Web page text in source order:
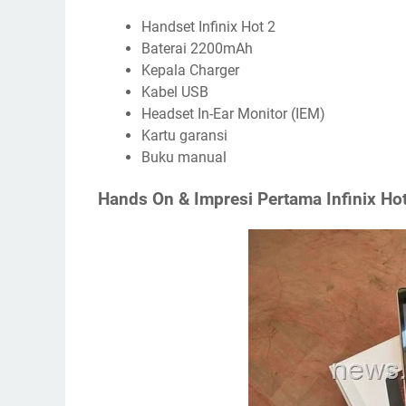
Handset Infinix Hot 2
Baterai 2200mAh
Kepala Charger
Kabel USB
Headset In-Ear Monitor (IEM)
Kartu garansi
Buku manual
Hands On & Impresi Pertama Infinix